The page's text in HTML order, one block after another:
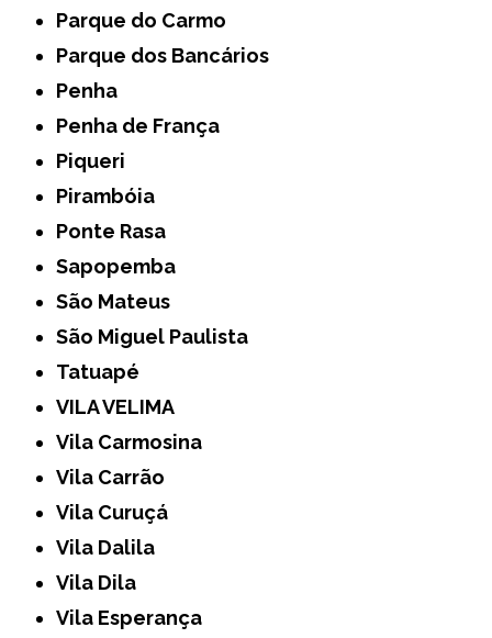
Parque do Carmo
Parque dos Bancários
Penha
Penha de França
Piqueri
Pirambóia
Ponte Rasa
Sapopemba
São Mateus
São Miguel Paulista
Tatuapé
VILA VELIMA
Vila Carmosina
Vila Carrão
Vila Curuçá
Vila Dalila
Vila Dila
Vila Esperança